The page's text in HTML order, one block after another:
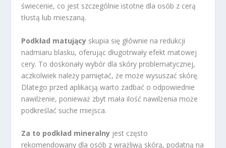
świecenie, co jest szczególnie istotne dla osób z cerą
tłustą lub mieszaną.
Podkład matujący skupia się głównie na redukcji
nadmiaru blasku, oferując długotrwały efekt matowej
cery. To doskonały wybór dla skóry problematycznej,
aczkolwiek należy pamiętać, że może wysuszać skórę.
Dlatego przed aplikacją warto zadbać o odpowiednie
nawilżenie, ponieważ zbyt mała ilość nawilżenia może
podkreślać suche miejsca.
Za to podkład mineralny jest często
rekomendowany dla osób z wrażliwą skórą, podatną na